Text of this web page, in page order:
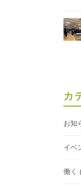
カ
お知
イベ
働く